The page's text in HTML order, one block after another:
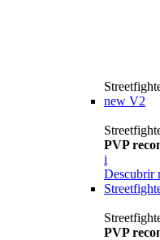
new V2
PVP
i
Descubrir
PVP